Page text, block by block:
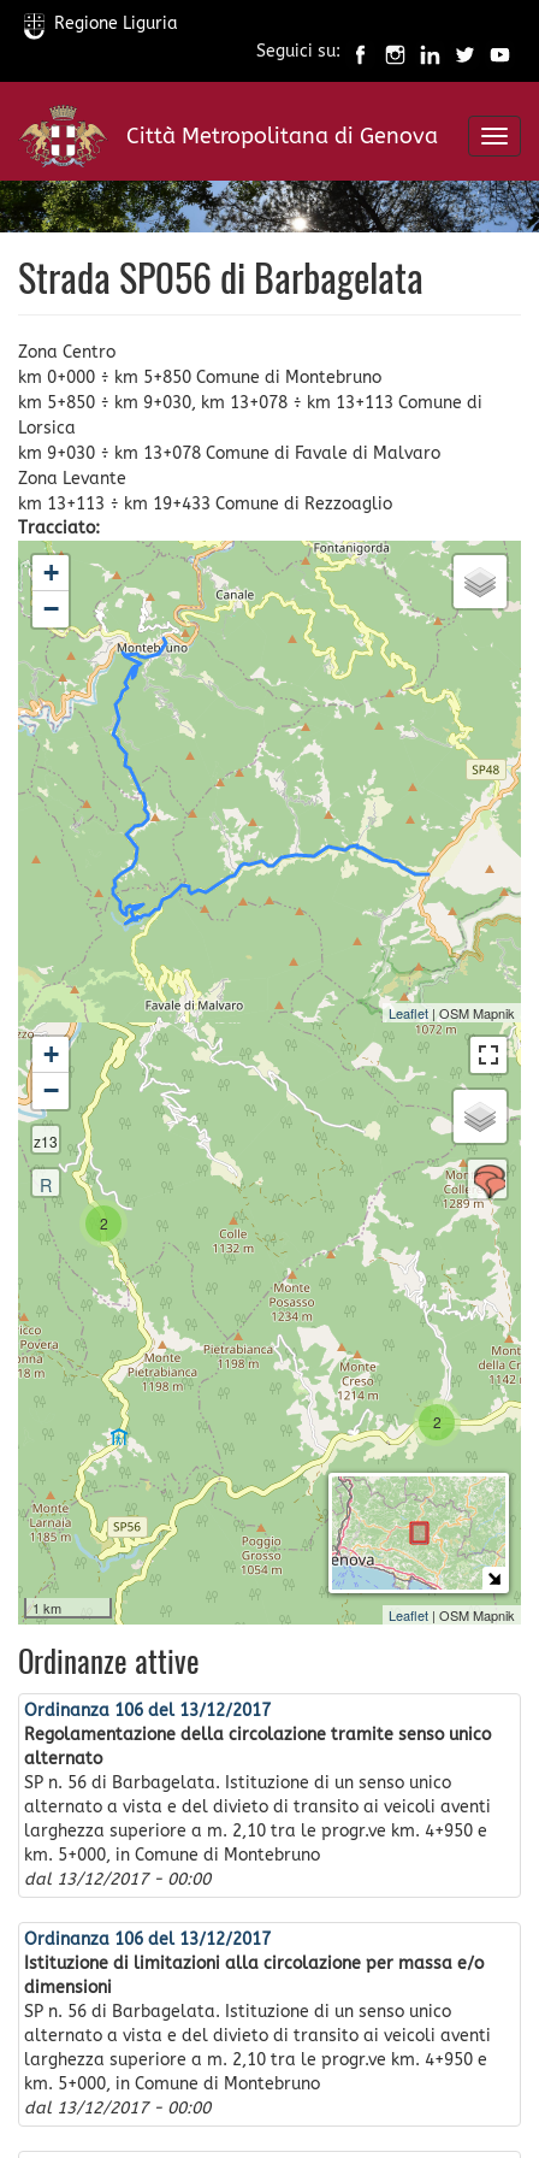
Salta
contenuto
principale
Regione Liguria
Seguici su:
Città Metropolitana di Genova
Strada SP056 di Barbagelata
Zona Centro
km 0+000 ÷ km 5+850 Comune di Montebruno
km 5+850 ÷ km 9+030, km 13+078 ÷ km 13+113 Comune di
Lorsica
km 9+030 ÷ km 13+078 Comune di Favale di Malvaro
Zona Levante
km 13+113 ÷ km 19+433 Comune di Rezzoaglio
Tracciato:
+
−
Leaflet | OSM Mapnik
2
2
+
−
z13
R
1 km Leaflet | OSM Mapnik
Ordinanze attive
Ordinanza 106 del 13/12/2017
Regolamentazione della circolazione tramite senso unico
alternato
SP n. 56 di Barbagelata. Istituzione di un senso unico
alternato a vista e del divieto di transito ai veicoli aventi
larghezza superiore a m. 2,10 tra le progr.ve km. 4+950 e
km. 5+000, in Comune di Montebruno
dal 13/12/2017 - 00:00
Ordinanza 106 del 13/12/2017
Istituzione di limitazioni alla circolazione per massa e/o
dimensioni
SP n. 56 di Barbagelata. Istituzione di un senso unico
alternato a vista e del divieto di transito ai veicoli aventi
larghezza superiore a m. 2,10 tra le progr.ve km. 4+950 e
km. 5+000, in Comune di Montebruno
dal 13/12/2017 - 00:00